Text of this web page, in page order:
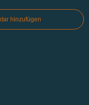
hinzufügen